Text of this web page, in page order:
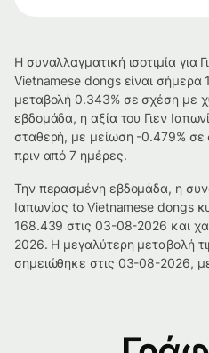
Η συναλλαγματική ισοτιμία για
Vietnamese dongs είναι
μεταβολή 0.343% σε σχέση με
εβδομάδα, η αξία του Γιεν
σταθερή, με μείωση -0.479% σε
πριν από 7 ημέρες.
Την περασμένη εβδομάδα, η
Ιαπωνίας to Vietnamese dongs
168.439 στις 03-08-2026 και
2026. Η μεγαλύτερη μεταβολή
σημειώθηκε στις 03-08-2026,